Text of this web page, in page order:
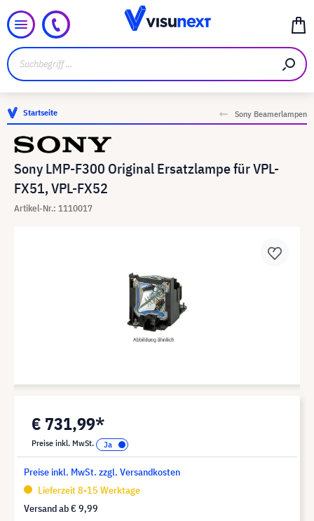
Startseite Sony Beamerlampen
Sony LMP-F300 Original Ersatzlampe für VPL-
FX51, VPL-FX52
Artikel-Nr.: 1110017
€ 731,99*
Preise inkl. MwSt.
Preise inkl. MwSt. zzgl. Versandkosten
Lieferzeit 8-15 Werktage
Versand ab€ 9,99